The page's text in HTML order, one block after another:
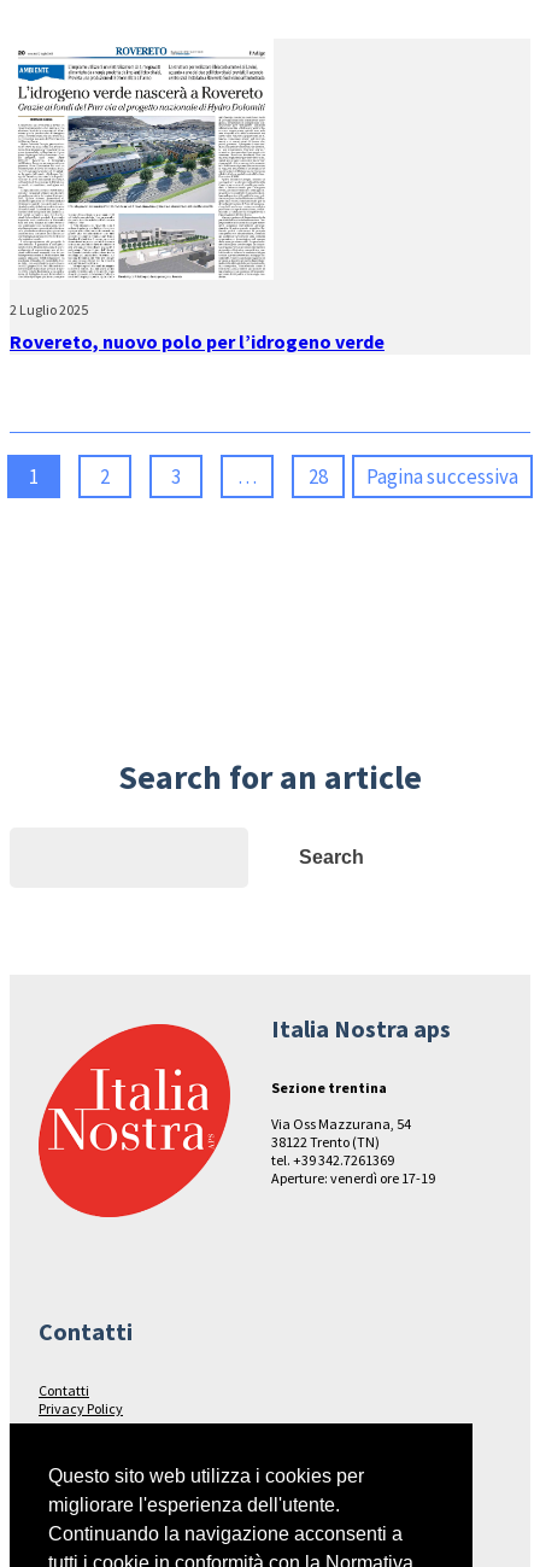
2 Luglio 2025
Rovereto, nuovo polo per l’idrogeno verde
1 2 3 … 28 Pagina successiva
Search for an article
Search
Italia Nostra aps
Sezione trentina
Via Oss Mazzurana, 54
38122 Trento (TN)
tel. +39 342.7261369
Aperture: venerdì ore 17-19
Contatti
Contatti
Privacy Policy
Seguici su…
Facebook
Questo sito web utilizza i cookies per
migliorare l'esperienza dell'utente.
Continuando la navigazione acconsenti a